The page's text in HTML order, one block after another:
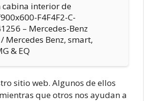
cabina interior de
F4F4F2-C-
– Mercedes-Benz
Mercedes Benz, smart,
& EQ
sitio web. Algunos de ellos
que otros nos ayudan a